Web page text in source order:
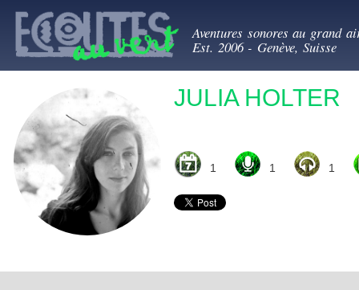
Ecoutes au
Aventures sonores au grand
Est. 2006 - Genève, Suisse
JULIA HOLTER
1 1 1